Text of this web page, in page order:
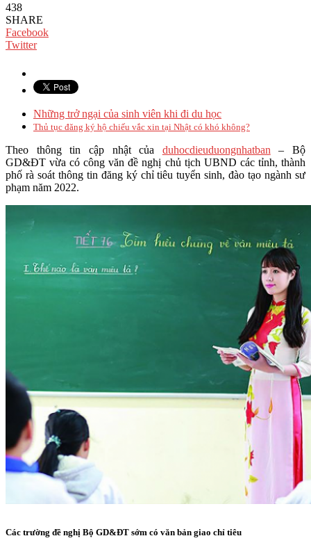
438
SHARE
Facebook
Twitter
Những trở ngại của sinh viên khi đi du học
Thủ tục đăng ký hộ chiếu vắc xin tại Nhật có khó không?
Theo thông tin cập nhật của duhocdieuduongnhatban – Bộ
GD&ĐT vừa có công văn đề nghị chủ tịch UBND các tỉnh, thành
phố rà soát thông tin đăng ký chỉ tiêu tuyển sinh, đào tạo ngành sư
phạm năm 2022.
Các trường đề nghị Bộ GD&ĐT sớm có văn bản giao chỉ tiêu